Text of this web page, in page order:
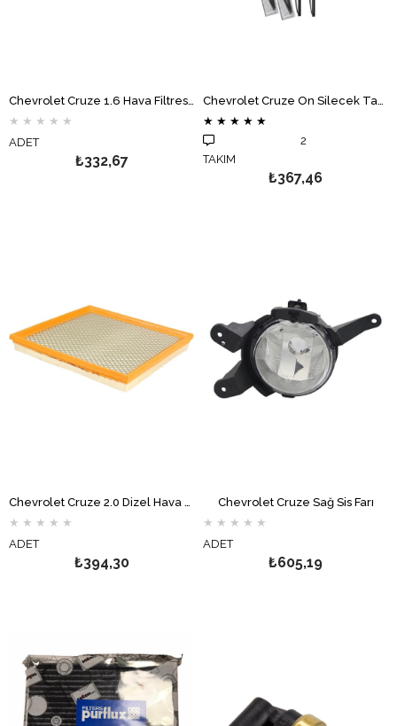
★ ★ ★ ★ ★
ADET
₺332,67
★ ★ ★ ★ ★
2
TAKIM
₺367,46
Chevrolet Cruze 2.0 Dizel Hava Filtresi MOTOCAR
★ ★ ★ ★ ★
ADET
₺394,30
Chevrolet Cruze Sağ Sis Farı
★ ★ ★ ★ ★
ADET
₺605,19